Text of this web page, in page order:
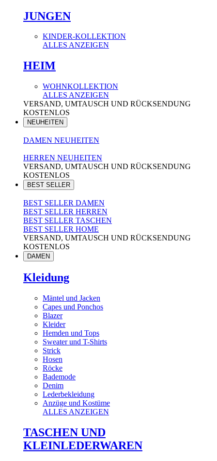
JUNGEN
KINDER-KOLLEKTION
ALLES ANZEIGEN
HEIM
WOHNKOLLEKTION
ALLES ANZEIGEN
VERSAND, UMTAUSCH UND RÜCKSENDUNG
KOSTENLOS
NEUHEITEN
DAMEN NEUHEITEN
HERREN NEUHEITEN
VERSAND, UMTAUSCH UND RÜCKSENDUNG
KOSTENLOS
BEST SELLER
BEST SELLER DAMEN
BEST SELLER HERREN
BEST SELLER TASCHEN
BEST SELLER HOME
VERSAND, UMTAUSCH UND RÜCKSENDUNG
KOSTENLOS
DAMEN
Kleidung
Mäntel und Jacken
Capes und Ponchos
Blazer
Kleider
Hemden und Tops
Sweater und T-Shirts
Strick
Hosen
Röcke
Bademode
Denim
Lederbekleidung
Anzüge und Kostüme
ALLES ANZEIGEN
TASCHEN UND
KLEINLEDERWAREN